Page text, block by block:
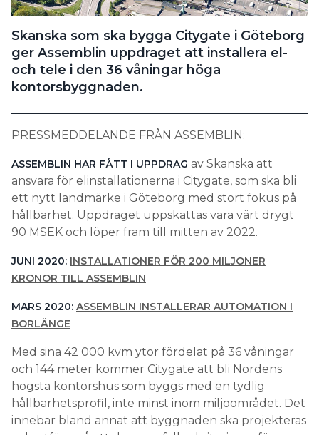
SEARCH
Skanska som ska bygga Citygate i Göteborg
ger Assemblin uppdraget att installera el-
och tele i den 36 våningar höga
kontorsbyggnaden.
PRESSMEDDELANDE FRÅN ASSEMBLIN:
ASSEMBLIN HAR FÅTT I UPPDRAG av Skanska att
ansvara för elinstallationerna i Citygate, som ska bli
ett nytt landmärke i Göteborg med stort fokus på
hållbarhet. Uppdraget uppskattas vara värt drygt
90 MSEK och löper fram till mitten av 2022.
JUNI 2020: INSTALLATIONER FÖR 200 MILJONER
KRONOR TILL ASSEMBLIN
MARS 2020: ASSEMBLIN INSTALLERAR AUTOMATION I
BORLÄNGE
Med sina 42 000 kvm ytor fördelat på 36 våningar
och 144 meter kommer Citygate att bli Nordens
högsta kontorshus som byggs med en tydlig
hållbarhetsprofil, inte minst inom miljöområdet. Det
innebär bland annat att byggnaden ska projekteras